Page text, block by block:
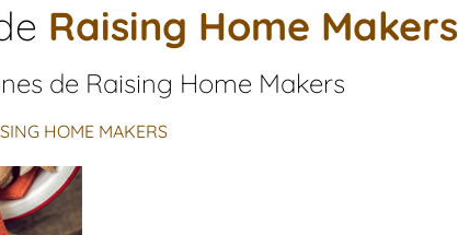
Raising Home Makers
de Raising Home Makers
HOME MAKERS